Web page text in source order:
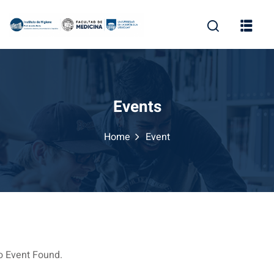
Events
Home Event
Event Found.